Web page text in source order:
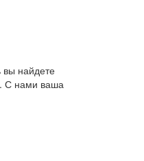
вы найдете
С нами ваша